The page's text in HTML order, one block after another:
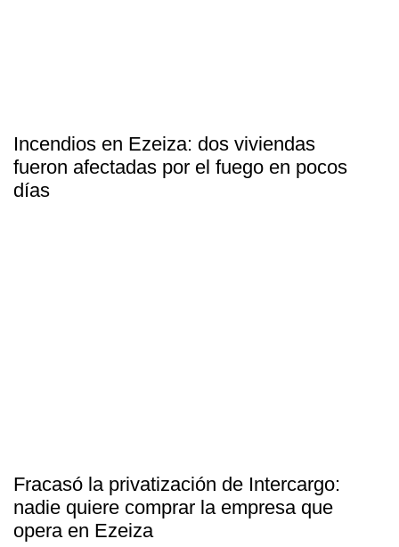
Incendios en Ezeiza: dos viviendas
fueron afectadas por el fuego en pocos
días
Fracasó la privatización de Intercargo:
nadie quiere comprar la empresa que
opera en Ezeiza